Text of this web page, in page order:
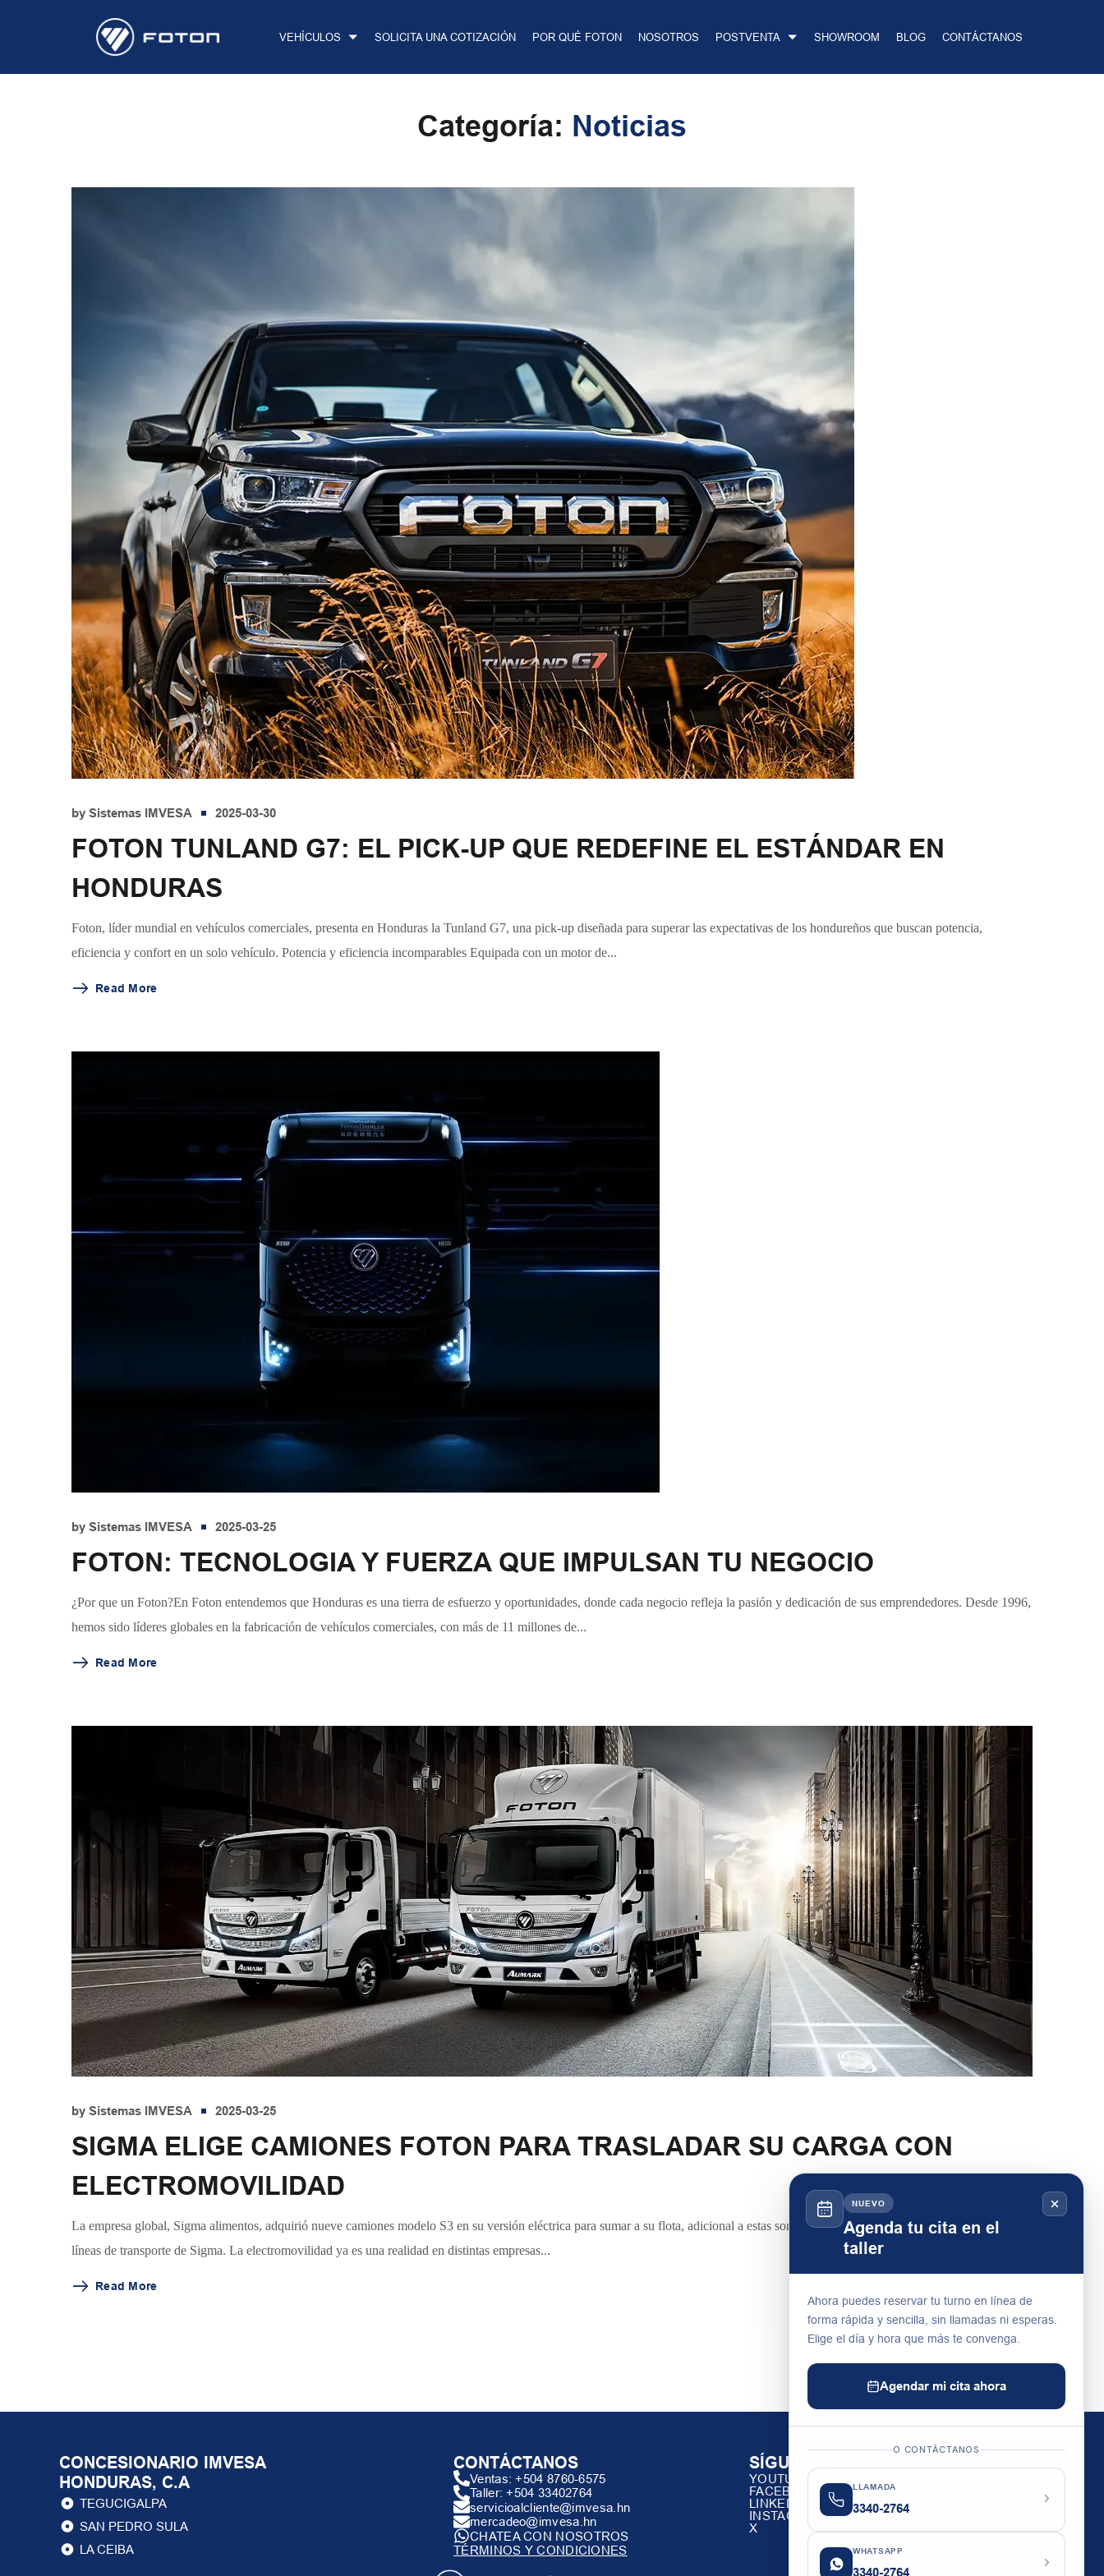
NUEVO
Agenda tu cita en el
taller
Ahora puedes reservar tu turno en línea de
forma rápida y sencilla, sin llamadas ni esperas.
Elige el día y hora que más te convenga.
Agendar mi cita ahora
O CONTÁCTANOS
LLAMADA
3340-2764
WHATSAPP
3340-2764
VEHÍCULOS SOLICITA UNA COTIZACIÓN POR QUÉ FOTON NOSOTROS POSTVENTA SHOWROOM BLOG CONTÁCTANOS
Categoría: Noticias
by Sistemas IMVESA 2025-03-30
FOTON TUNLAND G7: EL PICK-UP QUE REDEFINE EL ESTÁNDAR EN
HONDURAS
Foton, líder mundial en vehículos comerciales, presenta en Honduras la Tunland G7, una pick-up diseñada para superar las expectativas de los hondureños que buscan potencia,
eficiencia y confort en un solo vehículo. Potencia y eficiencia incomparables Equipada con un motor de...
Read More
by Sistemas IMVESA 2025-03-25
FOTON: TECNOLOGIA Y FUERZA QUE IMPULSAN TU NEGOCIO
¿Por que un Foton?En Foton entendemos que Honduras es una tierra de esfuerzo y oportunidades, donde cada negocio refleja la pasión y dedicación de sus emprendedores. Desde 1996,
hemos sido líderes globales en la fabricación de vehículos comerciales, con más de 11 millones de...
Read More
by Sistemas IMVESA 2025-03-25
SIGMA ELIGE CAMIONES FOTON PARA TRASLADAR SU CARGA CON
ELECTROMOVILIDAD
La empresa global, Sigma alimentos, adquirió nueve camiones modelo S3 en su versión eléctrica para sumar a su flota, adicional a estas son 10 Truck Mates los que también se unen a las
líneas de transporte de Sigma. La electromovilidad ya es una realidad en distintas empresas...
Read More
CONCESIONARIO IMVESA
HONDURAS, C.A
TEGUCIGALPA
SAN PEDRO SULA
LA CEIBA
CONTÁCTANOS
Ventas: +504 8760-6575
Taller: +504 33402764
servicioalcliente@imvesa.hn
mercadeo@imvesa.hn
CHATEA CON NOSOTROS
TÉRMINOS Y CONDICIONES
SÍGUENOS
YOUTUBE
FACEBOOK
LINKEDIN
INSTAGRAM
X